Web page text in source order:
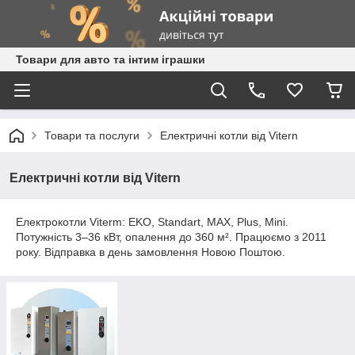
Товари для авто та інтим іграшки
Товари та послуги Електричні котли від Vitern
Електричні котли від Vitern
Електрокотли Viterm: EKO, Standart, MAX, Plus, Mini.
Потужність 3–36 кВт, опалення до 360 м². Працюємо з 2011
року. Відправка в день замовлення Новою Поштою.